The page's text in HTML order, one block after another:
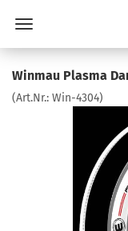
Winmau Plasma
(Art.Nr.: Win-4304)